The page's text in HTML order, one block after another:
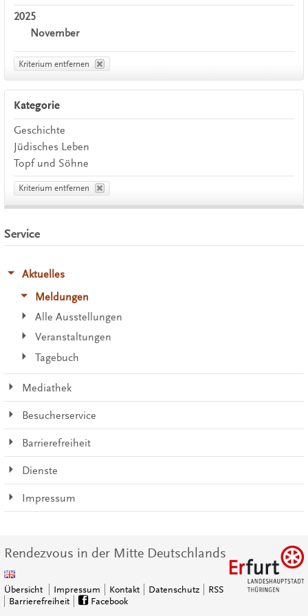
2025
November
Kriterium entfernen
Kategorie
Geschichte
Jüdisches Leben
Topf und Söhne
Kriterium entfernen
Service
Aktuelles
Meldungen
Alle Ausstellungen
Veranstaltungen
Tagebuch
Mediathek
Besucherservice
Barrierefreiheit
Dienste
Impressum
Rendezvous in der Mitte Deutschlands
Übersicht Impressum Kontakt Datenschutz
RSS
Barrierefreiheit
Facebook